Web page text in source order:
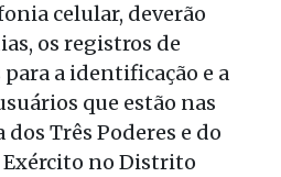
celular, deverão
os registros de
a identificação e a
que estão nas
Três Poderes e do
no Distrito